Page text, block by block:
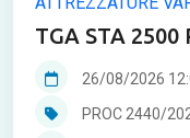
TGA STA 2500
296 con26/08/2026
PROC 2440/